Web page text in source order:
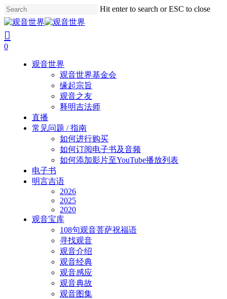
Skip
to
main
content
Hit enter to search or ESC to close
Close
Search
search
account
0
观音世界
观音世界基金会
缘起宗旨
观音之友
释明吉法师
直播
常见问题 / 指南
如何进行购买
如何订阅电子书及音频
如何添加影片至YouTube播放列表
电子书
明言吉语
2026
2025
2020
观音宝库
108句观音菩萨祝福语
寻找观音
观音介绍
观音经典
观音感应
观音典故
观音图集